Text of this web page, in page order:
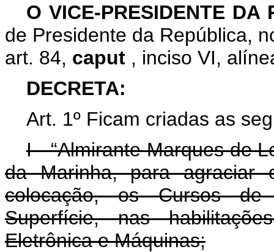
O VICE-PRESIDENTE DA
de Presidente da República,
art. 84, caput , inciso VI,
DECRETA:
Art. 1º Ficam criadas as
I - “Almirante Marques de
da Marinha, para agraciar
colocação, os Cursos de
Superfície, nas
Eletrônica e Máquinas;